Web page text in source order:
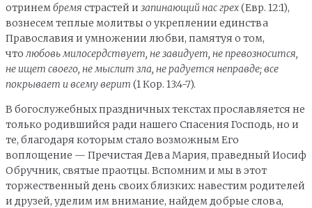
отринембремя страстей и запинающий нас грех(Евр. 12:1),
вознесем теплые молитвы о укреплении единства
Православия и умножении любви, памятуя о том,
чтолюбовь милосердствует, не завидует, не превозносится,
не ищет своего, не мыслит зла, не радуется неправде; все
покрывает и всему верит (1 Кор. 13:4-7).
В богослужебных праздничных текстах прославляется не
только родившийся ради нашего Спасения Господь, но и
те, благодаря которым стало возможным Его
воплощение — Пречистая Дева Мария, праведный Иосиф
Обручник, святые праотцы. Вспомним и мы в этот
торжественный день своих близких: навестим родителей
и друзей, уделим им внимание, найдем добрые слова,